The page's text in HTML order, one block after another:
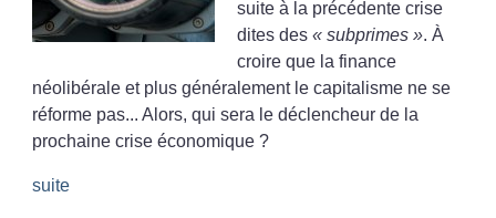
suite à la précédente crise
dites des« subprimes ». À
croire que la finance
néolibérale et plus généralement le capitalisme ne se
réforme pas... Alors, qui sera le déclencheur de la
prochaine crise économique ?
suite